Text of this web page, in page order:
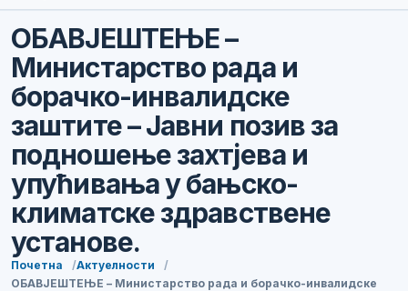
ОБАВЈЕШТЕЊЕ –
Министарство рада и
борачко-инвалидске
заштите – Јавни позив за
подношење захтјева и
упућивања у бањско-
климатске здравствене
установе.
Почетна
Актуелности
ОБАВЈЕШТЕЊЕ – Министарство рада и борачко-инвалидске